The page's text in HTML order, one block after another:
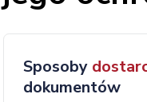
Sposoby
dokumentów